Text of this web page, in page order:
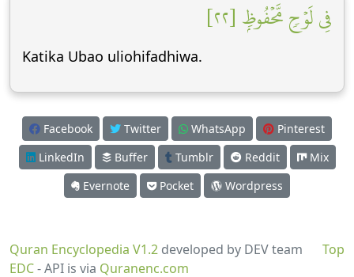
فِي لَوۡحٖ مَّحۡفُوظِۭ [٢٢]
Katika Ubao uliohifadhiwa.
Facebook Twitter WhatsApp
Pinterest
LinkedIn
Buffer Tumblr Reddit
Mix
Evernote
Pocket Wordpress
Top
Quran Encyclopedia V1.2 developed by DEV team
EDC- API is via Quranenc.com